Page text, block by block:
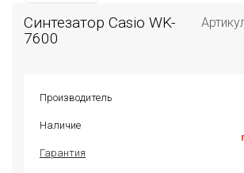
Синтезатор Casio WK-
7600
Производитель
Наличие
Гарантия